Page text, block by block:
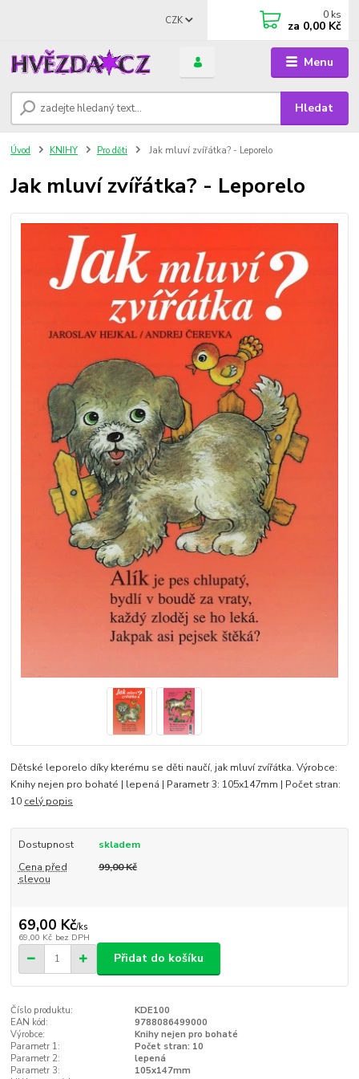
Menu
CZK
Hledat
0 ks
za 0,00 Kč
Úvod KNIHY Pro děti Jak mluví zvířátka? - Leporelo
Jak mluví zvířátka? - Leporelo
Dětské leporelo díky kterému se děti naučí, jak mluví zvířátka. Výrobce:
Knihy nejen pro bohaté | lepená | Parametr 3: 105x147mm | Počet stran:
10 celý popis
Dostupnost
skladem
Cena před
slevou
99,00 Kč
69,00 Kč/ks
69,00 Kč bez DPH
Přidat do košíku
Číslo produktu:
KDE100
EAN kód:
9788086499000
Výrobce:
Knihy nejen pro bohaté
Parametr 1:
Počet stran: 10
Parametr 2:
lepená
Parametr 3:
105x147mm